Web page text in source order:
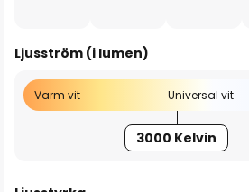
Ljusström (i lumen)
Varm vit Universal vit
3000 Kelvin